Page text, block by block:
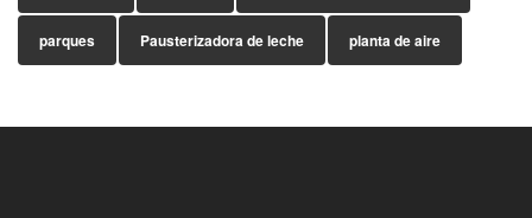
parques Pausterizadora de leche planta de aire